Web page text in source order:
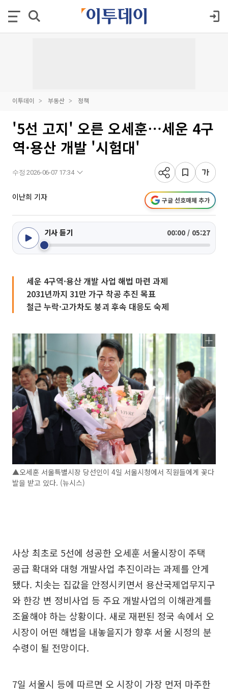
이투데이 부동산 정책
'5선 고지' 오른 오세훈⋯세운 4구
역·용산 개발 '시험대'
수정 2026-06-07 17:34
이난희 기자 구글 선호매체 추가
기사 듣기 00:00 / 05:27
세운 4구역·용산 개발 사업 해법 마련 과제
2031년까지 31만 가구 착공 추진 목표
철근 누락·고가차도 붕괴 후속 대응도 숙제
▲오세훈 서울특별시장 당선인이 4일 서울시청에서 직원들에게 꽃다
발을 받고 있다. (뉴시스)
사상 최초로 5선에 성공한 오세훈 서울시장이 주택
공급 확대와 대형 개발사업 추진이라는 과제를 안게
됐다. 치솟는 집값을 안정시키면서 용산국제업무지구
와 한강 변 정비사업 등 주요 개발사업의 이해관계를
조율해야 하는 상황이다. 새로 재편된 정국 속에서 오
시장이 어떤 해법을 내놓을지가 향후 서울 시정의 분
수령이 될 전망이다.
7일 서울시 등에 따르면 오 시장이 가장 먼저 마주한